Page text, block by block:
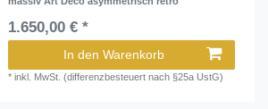
1.650,00 € *
In den Warenkorb
*inkl. MwSt. (differenzbesteuert nach §25a UstG)